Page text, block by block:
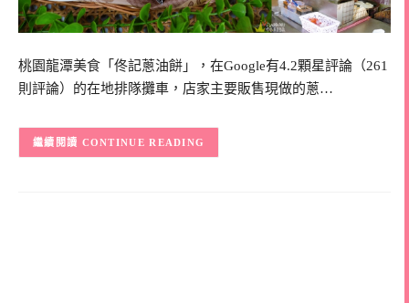
桃園龍潭美食「佟記蔥油餅」，在Google有4.2顆星評論（261
則評論）的在地排隊攤車，店家主要販售現做的蔥…
CONTINUE READING